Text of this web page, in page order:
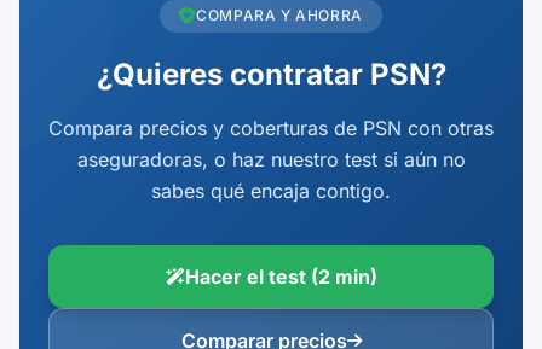
COMPARA Y AHORRA
¿Quieres contratar PSN?
Compara precios y coberturas de PSN con otras
aseguradoras, o haz nuestro test si aún no
sabes qué encaja contigo.
Hacer el test (2 min)
Comparar precios